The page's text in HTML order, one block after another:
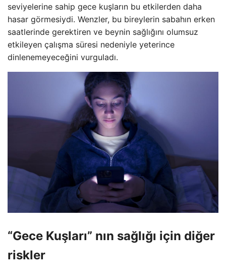
seviyelerine sahip gece kuşların bu etkilerden daha
hasar görmesiydi. Wenzler, bu bireylerin sabahın erken
saatlerinde gerektiren ve beynin sağlığını olumsuz
etkileyen çalışma süresi nedeniyle yeterince
dinlenemeyeceğini vurguladı.
“Gece Kuşları” nın sağlığı için diğer
riskler